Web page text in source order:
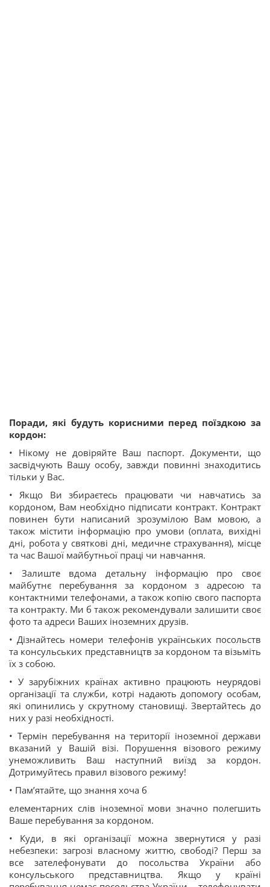
Поради, які будуть корисними перед поїздкою за
кордон:
• Нікому не довіряйте Ваш паспорт. Документи, що
засвідчують Вашу особу, завжди повинні знаходитись
тільки у Вас.
• Якщо Ви збираєтесь працювати чи навчатись за
кордоном, Вам необхідно підписати контракт. Контракт
повинен бути написаний зрозумілою Вам мовою, а
також містити інформацію про умови (оплата, вихідні
дні, робота у святкові дні, медичне страхування), місце
та час Вашої майбутньої праці чи навчання.
• Залиште вдома детальну інформацію про своє
майбутнє перебування за кордоном з адресою та
контактними телефонами, а також копію свого паспорта
та контракту. Ми б також рекомендували залишити своє
фото та адреси Ваших іноземних друзів.
• Дізнайтесь номери телефонів українських посольств
та консульських представництв за кордоном та візьміть
їх з собою.
• У зарубіжних країнах активно працюють неурядові
організації та служби, котрі надають допомогу особам,
які опинились у скрутному становищі. Звертайтесь до
них у разі необхідності.
• Термін перебування на території іноземної держави
вказаний у Вашій візі. Порушення візового режиму
унеможливить Ваш наступний виїзд за кордон.
Дотримуйтесь правил візового режиму!
• Пам’ятайте, що знання хоча б
елементарних слів іноземної мови значно полегшить
Ваше перебування за кордоном.
• Куди, в які організації можна звернутися у разі
небезпеки: загрозі власному життю, свободі? Перш за
все зателефонувати до посольства України або
консульського представництва. Якщо у країні